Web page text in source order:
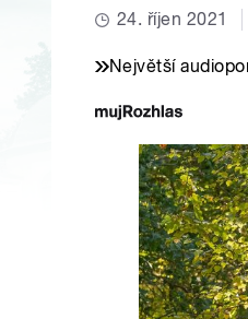
24. říjen 2021
Největší